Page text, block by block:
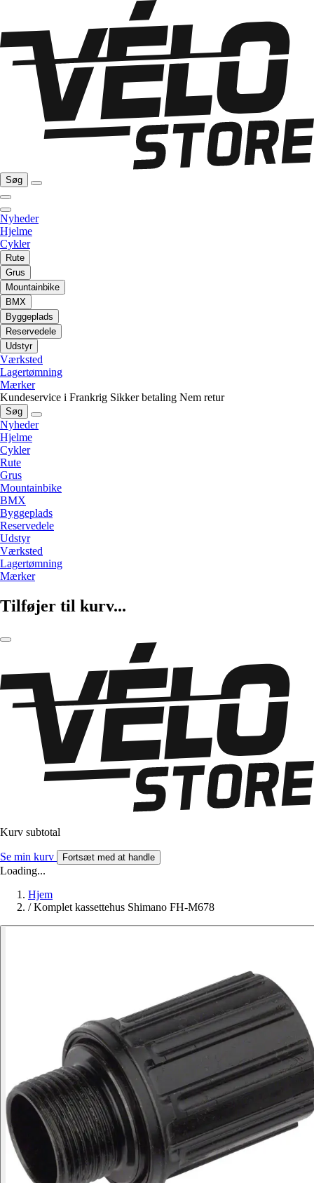
Søg
Nyheder
Hjelme
Cykler
Rute
Grus
Mountainbike
BMX
Byggeplads
Reservedele
Udstyr
Værksted
Lagertømning
Mærker
Kundeservice i Frankrig Sikker betaling Nem retur
Søg
Nyheder
Hjelme
Cykler
Rute
Grus
Mountainbike
BMX
Byggeplads
Reservedele
Udstyr
Værksted
Lagertømning
Mærker
Tilføjer til kurv...
Kurv subtotal
Se min kurv Fortsæt med at handle
Loading...
Hjem
/ Komplet kassettehus Shimano FH-M678